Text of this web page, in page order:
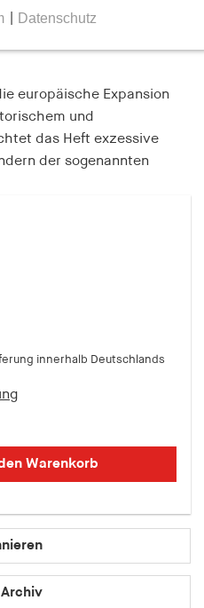
europäische Expansion
und
das Heft exzessive
der sogenannten
innerhalb Deutschlands
Warenkorb
sie Grundfunktionen
Zugriff auf sichere
Die Webseite
nicht richtig
des Benutzers
Domäne.
Datenschutz